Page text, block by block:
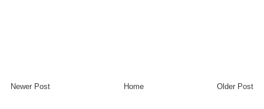
Newer Post Older Post
Home